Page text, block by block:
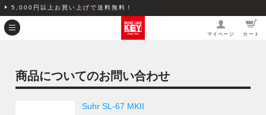
5,000円以上お買い上げで送料無料！
マイページ カート
商品についてのお問い合わせ
Suhr SL-67 MKII